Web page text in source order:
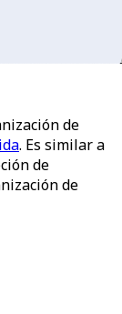
de
. Es similar a
de
de